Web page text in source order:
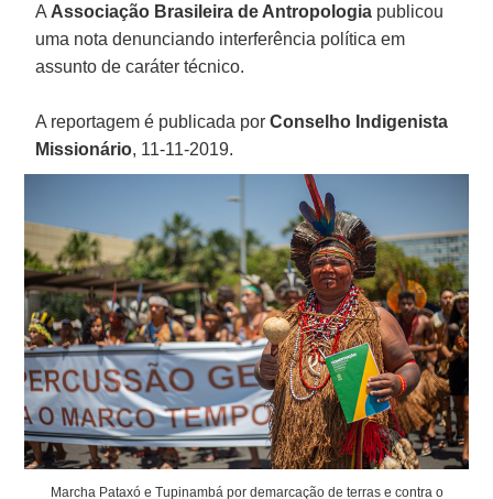
A Associação Brasileira de Antropologia publicou
uma nota denunciando interferência política em
assunto de caráter técnico.
A reportagem é publicada porConselho Indigenista
Missionário, 11-11-2019.
Marcha Pataxó e Tupinambá por demarcação de terras e contra o